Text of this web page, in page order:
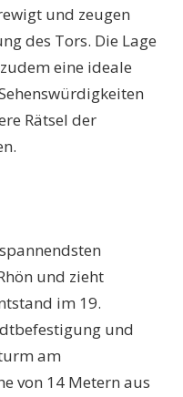
und zeugen
des Tors. Die Lage
eine ideale
Rätsel der
und zieht
im 19.
und
am
von 14 Metern aus